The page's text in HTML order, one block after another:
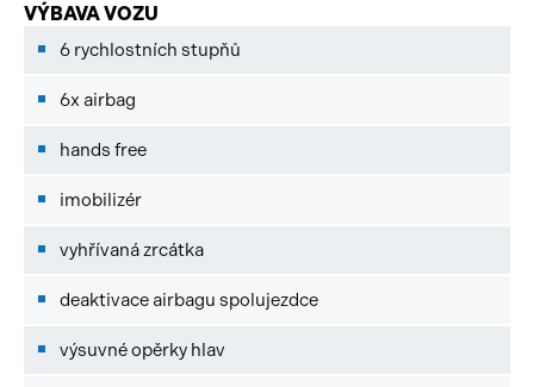
VÝBAVA VOZU
6 rychlostních stupňů
6x airbag
hands free
imobilizér
vyhřívaná zrcátka
deaktivace airbagu spolujezdce
výsuvné opěrky hlav